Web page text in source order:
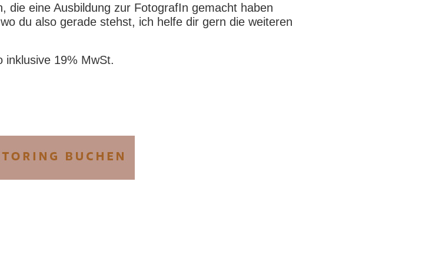
die eine Ausbildung zur FotografIn gemacht haben
du also gerade stehst, ich helfe dir gern die weiteren
inklusive 19% MwSt.